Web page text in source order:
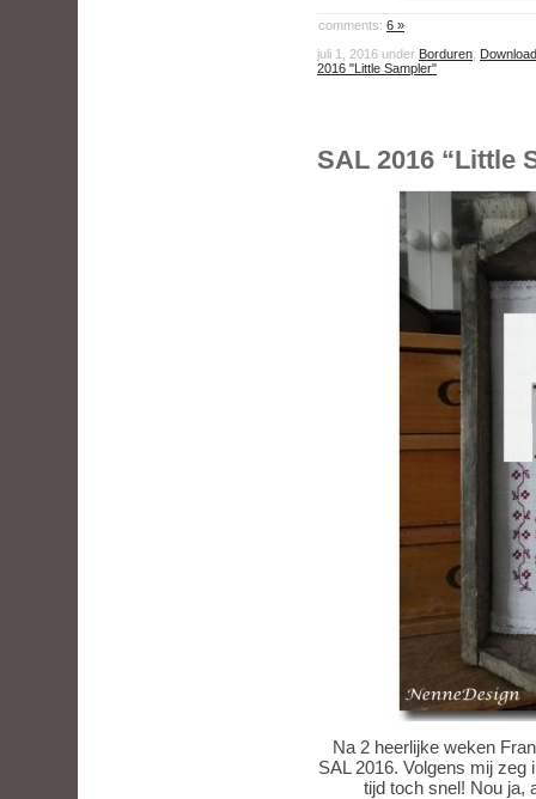
comments: 6 »
juli 1, 2016 under Borduren
2016 "Little Sampler"
SAL 2016 “Little
Na 2 heerlijke weken
SAL 2016. Volgens mij
tijd toch snel! Nou ja,